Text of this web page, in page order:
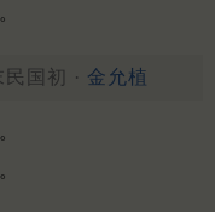
民国初 · 金允植